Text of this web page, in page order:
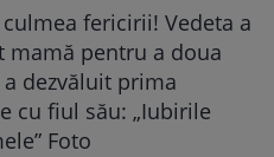
culmea fericirii! Vedeta a
mamă pentru a doua
dezvăluit prima
cu fiul său: „Iubirile
Foto